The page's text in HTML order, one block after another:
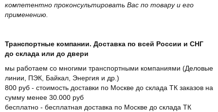
компетентно проконсультировать Вас по товару и его
применению.
Транспортные компании. Доставка по всей России и СНГ
до склада или до двери
мы работаем со многими транспортными компаниями (Деловые
линии, ПЭК, Байкал, Энергия и др.)
800 руб - стоимость доставки по Москве до склада ТК заказов на
сумму менее 30.000 руб
бесплатно - бесплатная доставка по Москве до склада ТК